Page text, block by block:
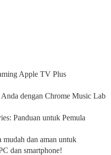
Apple TV Plus
dengan Chrome Music Lab
Panduan untuk Pemula
mudah dan aman untuk
dan smartphone!